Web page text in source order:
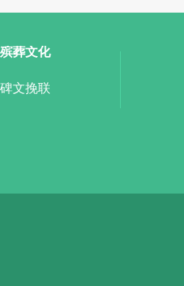
殡葬文化
碑文挽联